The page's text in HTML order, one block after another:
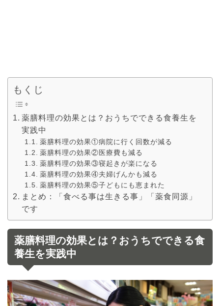
もくじ
薬膳料理の効果とは？おうちでできる食養生を
実践中
薬膳料理の効果①病院に行く回数が減る
薬膳料理の効果②医療費も減る
薬膳料理の効果③寝起きが楽になる
薬膳料理の効果④夫婦げんかも減る
薬膳料理の効果⑤子どもにも恵まれた
まとめ：「食べる事は生きる事」「薬食同源」
です
薬膳料理の効果とは？おうちでできる食
養生を実践中